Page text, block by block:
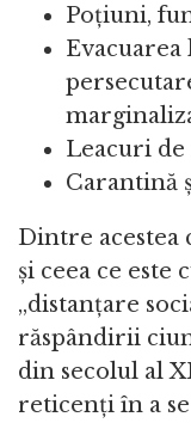
Poțiuni,
Leacuri
Carantină
Dintre acestea
și ceea ce este
„distanțare
răspândirii
din secolul al
reticenți în a